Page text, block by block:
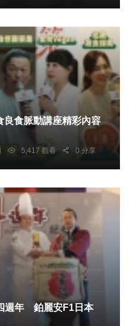
良食脈動講座精彩內容
5,417 觀看 0 分享
週年 鉑麗安F1日本